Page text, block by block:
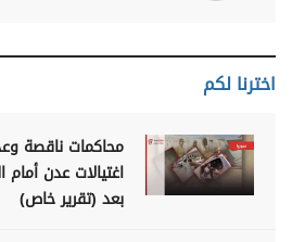
اخترنا لكم
محاكمات ناقصة
اغتيالات عدن
بعد (تقرير خاص)